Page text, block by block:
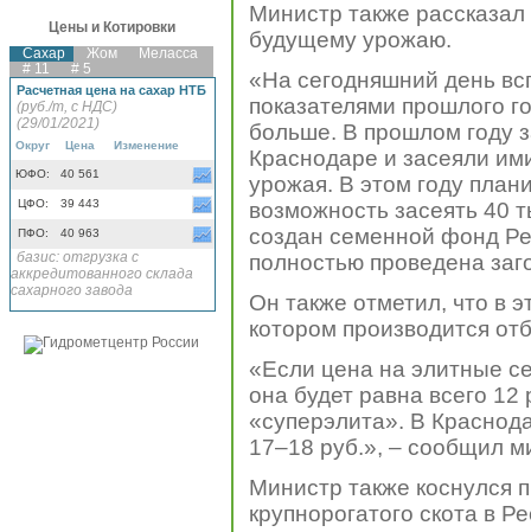
Цены и Котировки
Сахар
Жом
Меласса
# 11
# 5
Расчетная цена на сахар НТБ
(руб./т, с НДС)
(29/01/2021)
Округ Цена Изменение
ЮФО: 40 561
ЦФО: 39 443
ПФО: 40 963
базис: отгрузка с
аккредитованного склада
сахарного завода
Министр также
будущему урожаю.
«На сегодняшний день
показателями прошлого
больше. В прошлом году
Краснодаре и засеяли
урожая. В этом году
возможность засеять 40
создан семенной фонд
полностью проведена
Он также отметил, что в
котором производится
«Если цена на элитные
она будет равна всего
«суперэлита». В
17–18 руб.», – сообщил
Министр также коснулся
крупнорогатого скота в